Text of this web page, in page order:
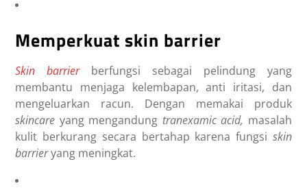
Memperkuat skin barrier
Skin barrier berfungsi sebagai pelindung yang
membantu menjaga kelembapan, anti iritasi, dan
mengeluarkan racun. Dengan memakai produk
skincare yang mengandung tranexamic acid, masalah
kulit berkurang secara bertahap karena fungsi skin
barrieryang meningkat.